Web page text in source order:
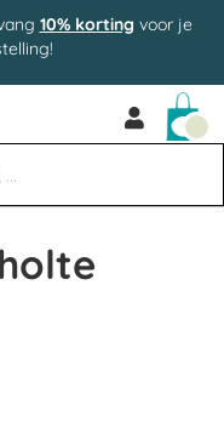
10% korting voor je